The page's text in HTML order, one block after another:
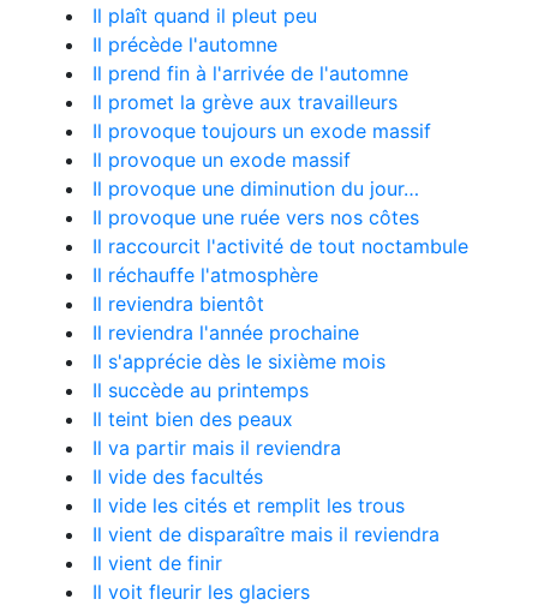
Il plaît quand il pleut peu
Il précède l'automne
Il prend fin à l'arrivée de l'automne
Il promet la grève aux travailleurs
Il provoque toujours un exode massif
Il provoque un exode massif
Il provoque une diminution du jour…
Il provoque une ruée vers nos côtes
Il raccourcit l'activité de tout noctambule
Il réchauffe l'atmosphère
Il reviendra bientôt
Il reviendra l'année prochaine
Il s'apprécie dès le sixième mois
Il succède au printemps
Il teint bien des peaux
Il va partir mais il reviendra
Il vide des facultés
Il vide les cités et remplit les trous
Il vient de disparaître mais il reviendra
Il vient de finir
Il voit fleurir les glaciers